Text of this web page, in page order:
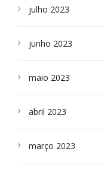
julho 2023
junho 2023
maio 2023
abril 2023
março 2023